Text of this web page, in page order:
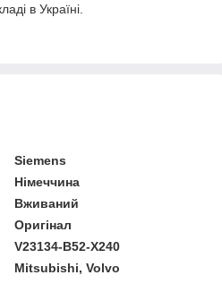
в Україні.
Siemens
Німеччина
Вживаний
Оригінал
V23134-B52-X240
Mitsubishi, Volvo